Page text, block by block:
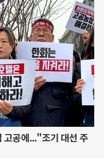
고공에..."조기 대선 주